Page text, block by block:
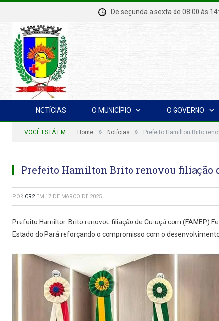
De segunda a sexta de 08:00
NOTÍCIAS O MUNICÍPIO O GOVERNO
VOCÊ ESTÁ EM: Home » Notícias » Prefeito Hamilton Brito
Prefeito Hamilton Brito renovou filiação
POR CR2 EM 17 DE MARÇO DE 2025
Prefeito Hamilton Brito renovou filiação de Curuçá com (FAMEP)
Estado do Pará reforçando o compromisso com o